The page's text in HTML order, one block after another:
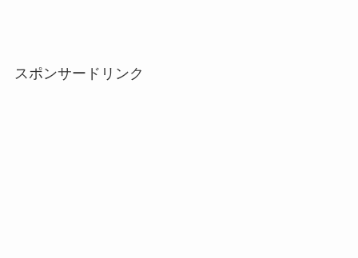
スポンサードリンク